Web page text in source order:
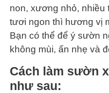
non, xương nhỏ, nhiều
tươi ngon thì hương vị
Bạn có thể để ý sườn
không mùi, ấn nhẹ và
Cách làm sườn
như sau: